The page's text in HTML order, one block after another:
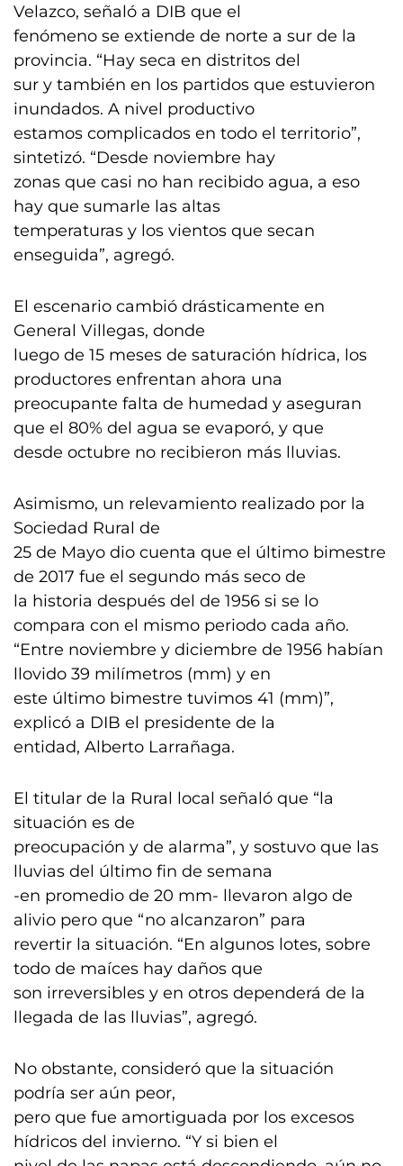
Velazco, señaló a DIB que el
fenómeno se extiende de norte a sur de la
provincia. “Hay seca en distritos del
sur y también en los partidos que estuvieron
inundados. A nivel productivo
estamos complicados en todo el territorio”,
sintetizó. “Desde noviembre hay
zonas que casi no han recibido agua, a eso
hay que sumarle las altas
temperaturas y los vientos que secan
enseguida”, agregó.
El escenario cambió drásticamente en
General Villegas, donde
luego de 15 meses de saturación hídrica, los
productores enfrentan ahora una
preocupante falta de humedad y aseguran
que el 80% del agua se evaporó, y que
desde octubre no recibieron más lluvias.
Asimismo, un relevamiento realizado por la
Sociedad Rural de
25 de Mayo dio cuenta que el último bimestre
de 2017 fue el segundo más seco de
la historia después del de 1956 si se lo
compara con el mismo periodo cada año.
“Entre noviembre y diciembre de 1956 habían
llovido 39 milímetros (mm) y en
este último bimestre tuvimos 41 (mm)”,
explicó a DIB el presidente de la
entidad, Alberto Larrañaga.
El titular de la Rural local señaló que “la
situación es de
preocupación y de alarma”, y sostuvo que las
lluvias del último fin de semana
-en promedio de 20 mm- llevaron algo de
alivio pero que “no alcanzaron” para
revertir la situación. “En algunos lotes, sobre
todo de maíces hay daños que
son irreversibles y en otros dependerá de la
llegada de las lluvias”, agregó.
No obstante, consideró que la situación
podría ser aún peor,
pero que fue amortiguada por los excesos
hídricos del invierno. “Y si bien el